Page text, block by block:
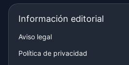
Información editorial
Aviso legal
Política de privacidad